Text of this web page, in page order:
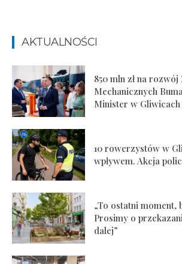
AKTUALNOŚCI
850 mln zł na rozwój
Mechanicznych
Minister w Gliwicach
10 rowerzystów w
wpływem. Akcja
„To ostatni moment,
Prosimy o
dalej”